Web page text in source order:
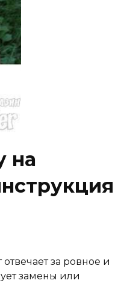
на
за ровное и
замены или